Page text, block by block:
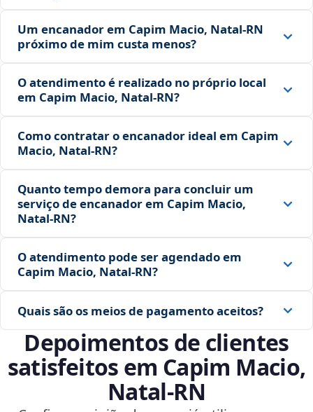
Um encanador em Capim Macio, Natal‑RN
próximo de mim custa menos?
O atendimento é realizado no próprio local
em Capim Macio, Natal‑RN?
Como contratar o encanador ideal em Capim
Macio, Natal‑RN?
Quanto tempo demora para concluir um
serviço de encanador em Capim Macio,
Natal‑RN?
O atendimento pode ser agendado em
Capim Macio, Natal‑RN?
Quais são os meios de pagamento aceitos?
Depoimentos de clientes
satisfeitos em Capim Macio,
Natal‑RN